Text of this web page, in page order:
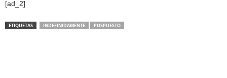
[ad_2]
ETIQUETAS INDEFINIDAMENTE POSPUESTO